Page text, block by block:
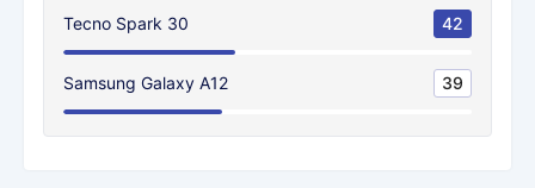
Tecno Spark 30 42
Samsung Galaxy A12 39